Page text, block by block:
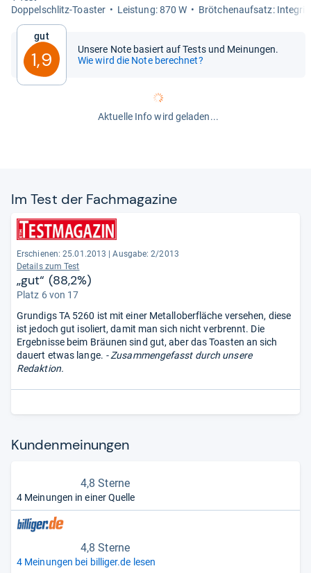
Dop­pel­schlitz-​Toas­ter
Leis­tung: 870 W Bröt­chen­auf­satz:
Gut
1,9
Unsere Note basiert auf Tests und Meinungen.
Wie wird die Note berechnet?
Aktuelle Info wird geladen...
Im Test der Fach­ma­ga­zine
Erschienen: 25.01.2013
Ausgabe: 2/2013
Details zum Test
„gut“ (88,2%)
Platz 6 von 17
Grundigs TA 5260 ist mit einer Metalloberfläche versehen, diese
ist jedoch gut isoliert, damit man sich nicht verbrennt. Die
Ergebnisse beim Bräunen sind gut, aber das Toasten an sich
dauert etwas lange. - Zusammengefasst durch unsere
Redaktion.
Kun­den­mei­nun­gen
4,8 Sterne
4 Meinungen in einer Quelle
4,8 Sterne
4 Meinungen bei billiger.de lesen